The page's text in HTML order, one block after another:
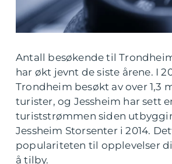
Antall besøkende til
har økt jevnt de siste årene. I
Trondheim besøkt av over 1,3
turister, og Jessheim har sett
turiststrømmen siden
Jessheim Storsenter i 2014.
populariteten til opplevelser
å tilby.